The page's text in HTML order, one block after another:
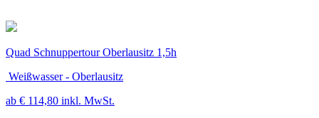
Quad Schnuppertour Oberlausitz 1,5h
Weißwasser - Oberlausitz
ab € 114,80 inkl. MwSt.